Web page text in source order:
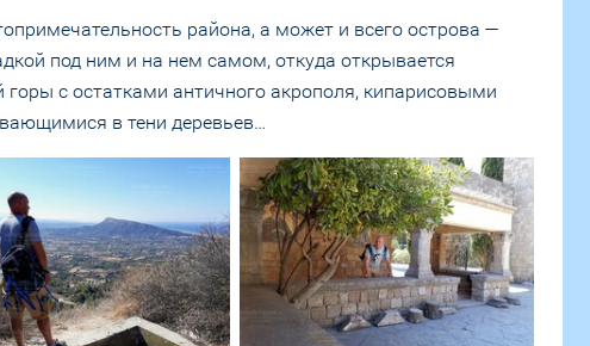
района, а может и всего острова —
под ним и на нем самом, откуда открывается
с остатками античного акрополя, кипарисовыми
в тени деревьев…